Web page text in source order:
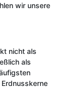
wir unsere
nicht als
als